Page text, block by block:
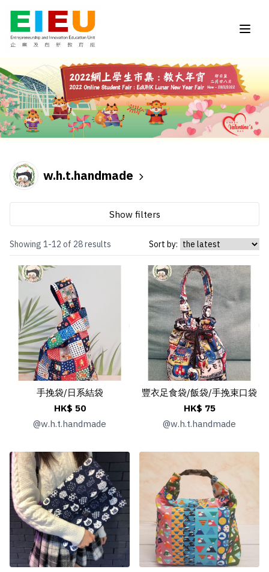
w.h.t.handmade
Show filters
Showing 1-12 of 28 results Sort by:
手挽袋/日系結袋
HK$ 50
@w.h.t.handmade
豐衣足食袋/飯袋/手挽束口袋
HK$ 75
@w.h.t.handmade